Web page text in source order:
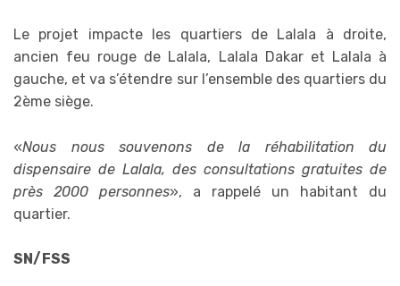
Le projet impacte les quartiers de Lalala à droite,
ancien feu rouge de Lalala, Lalala Dakar et Lalala à
gauche, et va s’étendre sur l’ensemble des quartiers du
2ème siège.
«Nous nous souvenons de la réhabilitation du
dispensaire de Lalala, des consultations gratuites de
près 2000 personnes», a rappelé un habitant du
quartier.
SN/FSS